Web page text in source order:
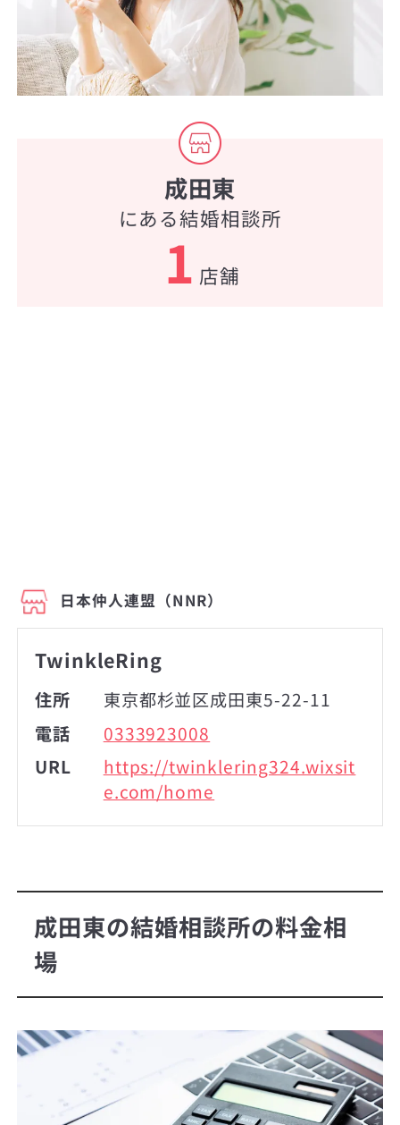
成田東
にある結婚相談所
1 店舗
日本仲人連盟（NNR）
TwinkleRing
住所
東京都杉並区成田東5-22-11
電話
0333923008
URL
https://twinklering324.wixsit
e.com/home
成田東の結婚相談所の料金相
場